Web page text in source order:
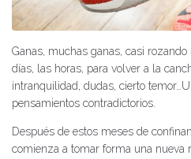
Ganas, muchas ganas, casi
días, las horas, para volver a la
intranquilidad, dudas, cierto
pensamientos contradictorios.
Después de estos meses de
comienza a tomar forma una nueva